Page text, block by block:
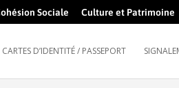
Sociale Culture et Patrimoine
CARTES D’IDENTITÉ / PASSEPORT